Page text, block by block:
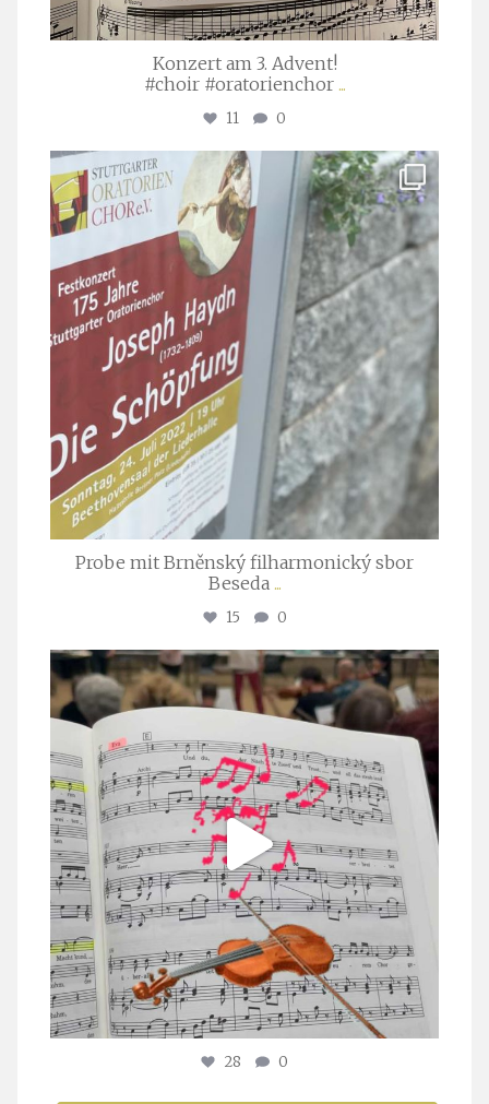
Konzert am 3. Advent!
#choir #oratorienchor ...
11 0
stuttgarter_oratorienchor
Juli 23
Probe mit Brněnský filharmonický sbor
Beseda ...
15 0
stuttgarter_oratorienchor
Juli 23
28 0